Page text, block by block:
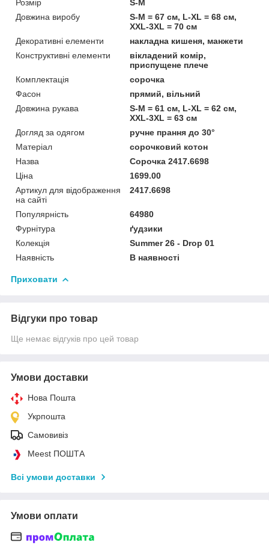
Розмір
S-M
Довжина виробу
S-M = 67 см, L-XL = 68 см,
XXL-3XL = 70 см
Декоративні елементи
накладна кишеня, манжети
Конструктивні елементи
вікладений комір,
приспущене плече
Комплектація
сорочка
Фасон
прямий, вільний
Довжина рукава
S-M = 61 см, L-XL = 62 см,
XXL-3XL = 63 см
Догляд за одягом
ручне прання до 30°
Матеріал
сорочковий котон
Назва
Сорочка 2417.6698
Ціна
1699.00
Артикул для відображення
на сайті
2417.6698
Популярність
64980
Фурнітура
ґудзики
Колекція
Summer 26 - Drop 01
Наявність
В наявності
Приховати
Відгуки про товар
Ще немає відгуків про цей товар
Умови доставки
Нова Пошта
Укрпошта
Самовивіз
Meest ПОШТА
Всі умови доставки
Умови оплати